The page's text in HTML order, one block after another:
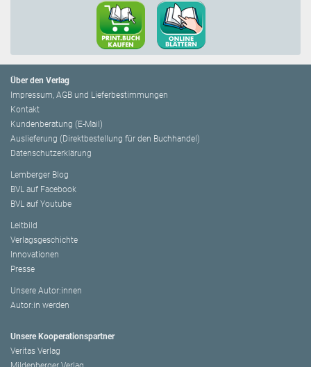
Über den Verlag
Impressum, AGB und Lieferbestimmungen
Kontakt
Kundenberatung (E-Mail)
Auslieferung (Direktbestellung für den Buchhandel)
Datenschutzerklärung
Lemberger Blog
BVL auf Facebook
BVL auf Youtube
Leitbild
Verlagsgeschichte
Innovationen
Presse
Unsere Autor:innen
Autor:in werden
Unsere Kooperationspartner
Veritas Verlag